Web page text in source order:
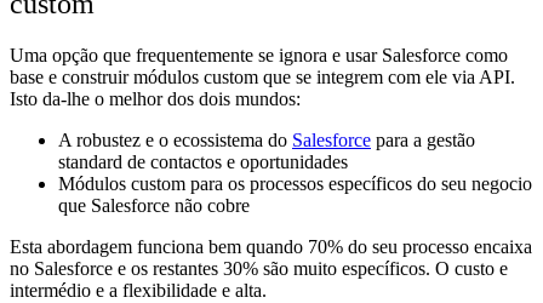
Uma opção que frequentemente se ignora e usar Salesforce como
base e construir módulos custom que se integrem com ele via API.
Isto da-lhe o melhor dos dois mundos:
A robustez e o ecossistema do Salesforce para a gestão
standard de contactos e oportunidades
Módulos custom para os processos específicos do seu negocio
que Salesforce não cobre
Esta abordagem funciona bem quando 70% do seu processo encaixa
no Salesforce e os restantes 30% são muito específicos. O custo e
intermédio e a flexibilidade e alta.